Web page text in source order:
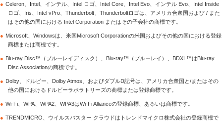
● Celeron、Intel、インテル、Intel ロゴ、Intel Core、Intel Evo、インテル Evo、Intel Inside
ロゴ、Iris、Intel vPro、Thunderbolt、Thunderboltロゴは、アメリカ合衆国および / また
はその他の国における Intel Corporation またはその子会社の商標です。
● Microsoft、Windowsは、米国Microsoft Corporationの米国およびその他の国における登録
商標または商標です。
● Blu-ray Disc™（ブルーレイディスク）、Blu-ray™（ブルーレイ）、BDXL™はBlu-ray
Disc Associationの商標です。
● Dolby、ドルビー、Dolby Atmos、およびダブルD記号は、アメリカ合衆国と/またはその
他の国におけるドルビーラボラトリーズの商標または登録商標です。
● Wi-Fi、WPA、WPA2、WPA3はWi-Fi Allianceの登録商標、あるいは商標です。
● TRENDMICRO、ウイルスバスター クラウドはトレンドマイクロ株式会社の登録商標で